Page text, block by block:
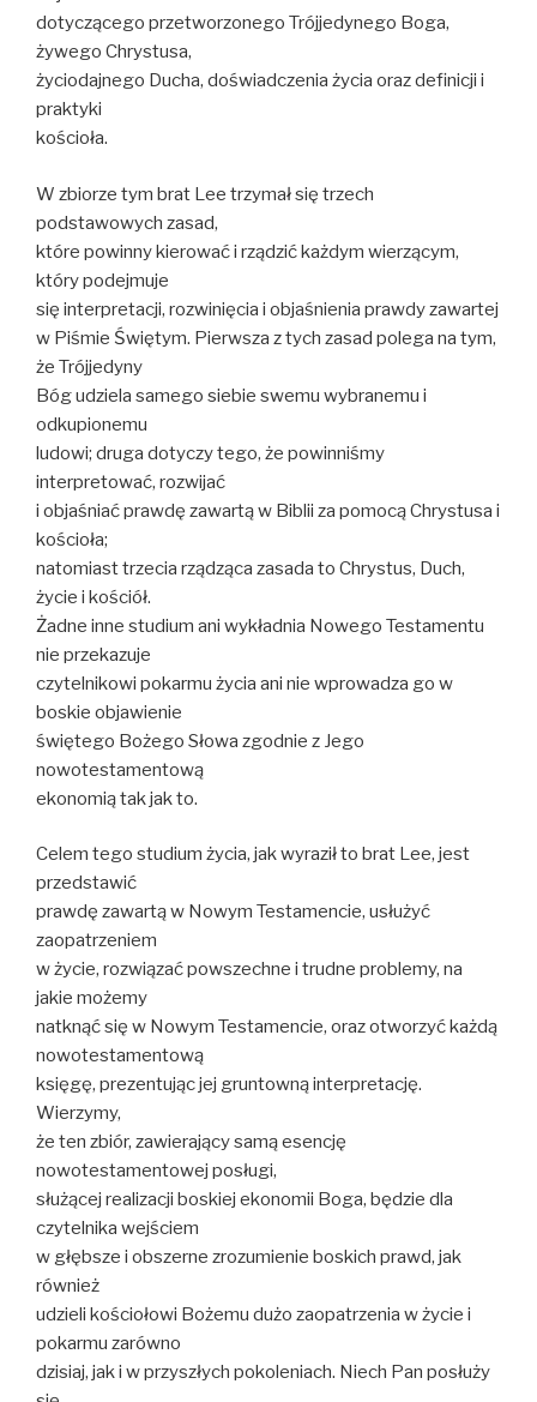
dotyczącego przetworzonego Trójjedynego Boga,
żywego Chrystusa,
życiodajnego Ducha, doświadczenia życia oraz definicji i
praktyki
kościoła.
W zbiorze tym brat Lee trzymał się trzech
podstawowych zasad,
które powinny kierować i rządzić każdym wierzącym,
który podejmuje
się interpretacji, rozwinięcia i objaśnienia prawdy zawartej
w Piśmie Świętym. Pierwsza z tych zasad polega na tym,
że Trójjedyny
Bóg udziela samego siebie swemu wybranemu i
odkupionemu
ludowi; druga dotyczy tego, że powinniśmy
interpretować, rozwijać
i objaśniać prawdę zawartą w Biblii za pomocą Chrystusa i
kościoła;
natomiast trzecia rządząca zasada to Chrystus, Duch,
życie i kościół.
Żadne inne studium ani wykładnia Nowego Testamentu
nie przekazuje
czytelnikowi pokarmu życia ani nie wprowadza go w
boskie objawienie
świętego Bożego Słowa zgodnie z Jego
nowotestamentową
ekonomią tak jak to.
Celem tego studium życia, jak wyraził to brat Lee, jest
przedstawić
prawdę zawartą w Nowym Testamencie, usłużyć
zaopatrzeniem
w życie, rozwiązać powszechne i trudne problemy, na
jakie możemy
natknąć się w Nowym Testamencie, oraz otworzyć każdą
nowotestamentową
księgę, prezentując jej gruntowną interpretację.
Wierzymy,
że ten zbiór, zawierający samą esencję
nowotestamentowej posługi,
służącej realizacji boskiej ekonomii Boga, będzie dla
czytelnika wejściem
w głębsze i obszerne zrozumienie boskich prawd, jak
również
udzieli kościołowi Bożemu dużo zaopatrzenia w życie i
pokarmu zarówno
dzisiaj, jak i w przyszłych pokoleniach. Niech Pan posłuży